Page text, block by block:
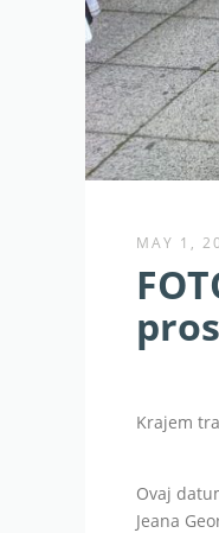
MAY 1,
Krajem
Ovaj
Jeana